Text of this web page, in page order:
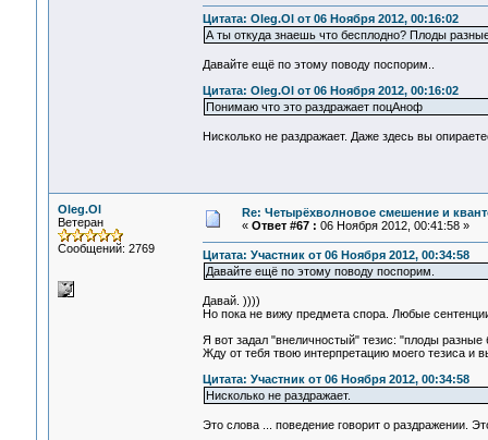
Цитата: Oleg.Ol от 06 Ноября 2012, 00:16:02
А ты откуда знаешь что бесплодно? Плоды
Давайте ещё по этому поводу поспорим..
Цитата: Oleg.Ol от 06 Ноября 2012, 00:16:02
Понимаю что это раздражает поцАноф
Нисколько не раздражает. Даже здесь вы
Oleg.Ol
Ветеран
Сообщений: 2769
Re: Четырёхволновое смешение и
« Ответ #67 : 06 Ноября 2012, 00:41:58 »
Цитата: Участник от 06 Ноября 2012, 00:34:58
Давайте ещё по этому поводу поспорим.
Давай. ))))
Но пока не вижу предмета спора. Любые
Я вот задал "внеличностый" тезис: "плоды разные
Жду от тебя твою интерпретацию моего тезиса и
Цитата: Участник от 06 Ноября 2012, 00:34:58
Нисколько не раздражает.
Это слова ... поведение говорит о раздражении.